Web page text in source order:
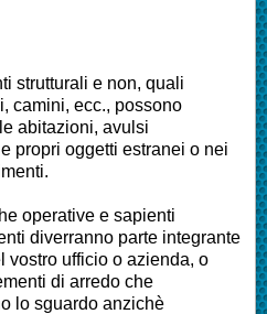
strutturali e non, quali
camini, ecc., possono
abitazioni, avulsi
propri oggetti estranei o nei
operative e sapienti
diverranno parte integrante
vostro ufficio o azienda, o
di arredo che
lo sguardo anzichè